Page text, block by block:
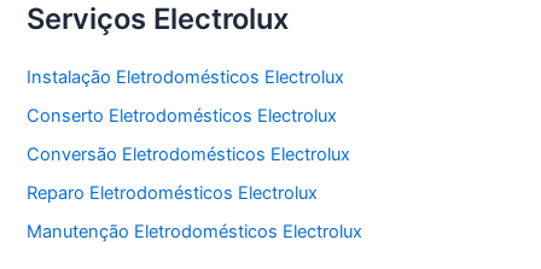
Serviços Electrolux
Instalação Eletrodomésticos Electrolux
Conserto Eletrodomésticos Electrolux
Conversão Eletrodomésticos Electrolux
Reparo Eletrodomésticos Electrolux
Manutenção Eletrodomésticos Electrolux